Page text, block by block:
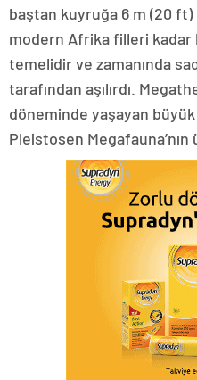
baştan kuyruğa 6 m (20
modern Afrika filleri
temelidir ve zamanında
tarafından aşılırdı.
döneminde yaşayan
Pleistosen Megafauna’nın